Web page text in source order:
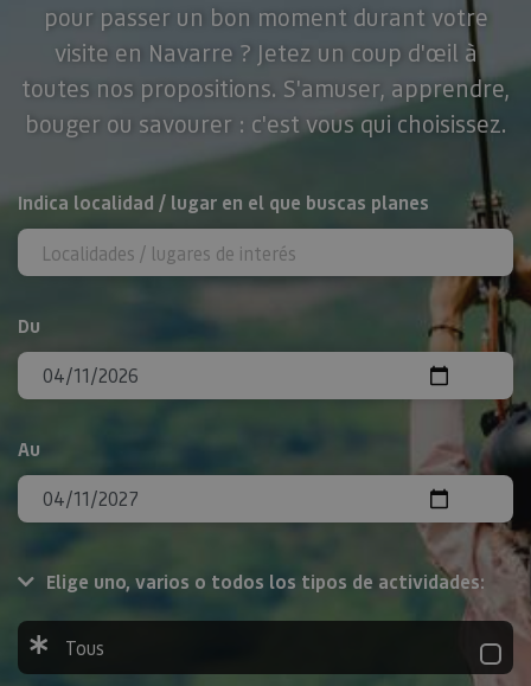
pour passer un bon moment durant votre
visite en Navarre ? Jetez un coup d'œil à
toutes nos propositions. S'amuser, apprendre,
bouger ou savourer : c'est vous qui choisissez.
Rechercher
Indica localidad / lugar en el que buscas planes
Du
Au
Elige uno, varios o todos los tipos de actividades:
Tous